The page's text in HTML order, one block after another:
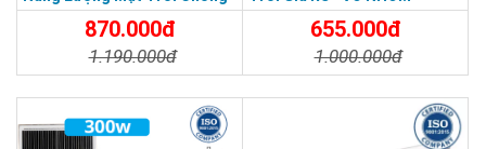
Nước Giá Rẻ870.000đ
1.190.000đ
655.000đ
1.000.000đ